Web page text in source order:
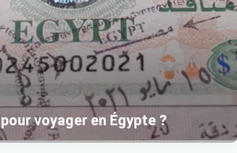
voyager en Égypte ?